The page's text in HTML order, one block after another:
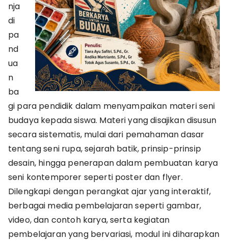
nja
di
pa
nd
ua
n
ba
gi para pendidik dalam menyampaikan materi seni
budaya kepada siswa. Materi yang disajikan disusun
secara sistematis, mulai dari pemahaman dasar
tentang seni rupa, sejarah batik, prinsip-prinsip
desain, hingga penerapan dalam pembuatan karya
seni kontemporer seperti poster dan flyer.
Dilengkapi dengan perangkat ajar yang interaktif,
berbagai media pembelajaran seperti gambar,
video, dan contoh karya, serta kegiatan
pembelajaran yang bervariasi, modul ini diharapkan